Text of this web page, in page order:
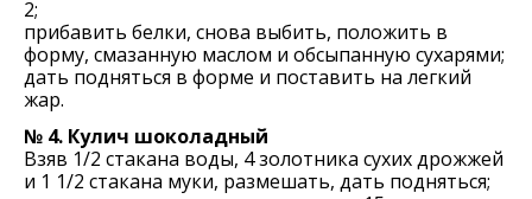
2;
прибавить белки, снова выбить, положить в
форму, смазанную маслом и обсыпанную сухарями;
дать подняться в форме и поставить на легкий
жар.
№ 4. Кулич шоколадный
Взяв 1/2 стакана воды, 4 золотника сухих дрожжей
и 1 1/2 стакана муки, размешать, дать подняться;